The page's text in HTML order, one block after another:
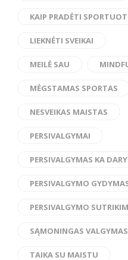
KAIP PRADĖTI
LIEKNĖTI SVEIKAI
MEILĖ SAU
MĖGSTAMAS SPORTAS
NESVEIKAS MAISTAS
PERSIVALGYMAI
PERSIVALGYMAS KA
PERSIVALGYMO
PERSIVALGYMO
SĄMONINGAS VALGYMAS
TAIKA SU MAISTU